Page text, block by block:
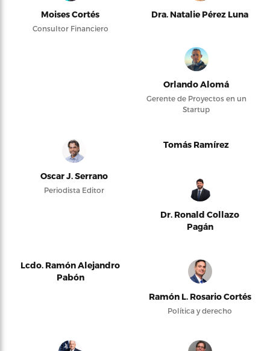
Moises Cortés
Consultor Financiero
Dra. Natalie Pérez Luna
Orlando Alomá
Gerente de Proyectos en un
Startup
Oscar J. Serrano
Periodista Editor
Tomás Ramírez
Dr. Ronald Collazo
Pagán
Lcdo. Ramón Alejandro
Pabón
Ramón L. Rosario Cortés
Política y derecho